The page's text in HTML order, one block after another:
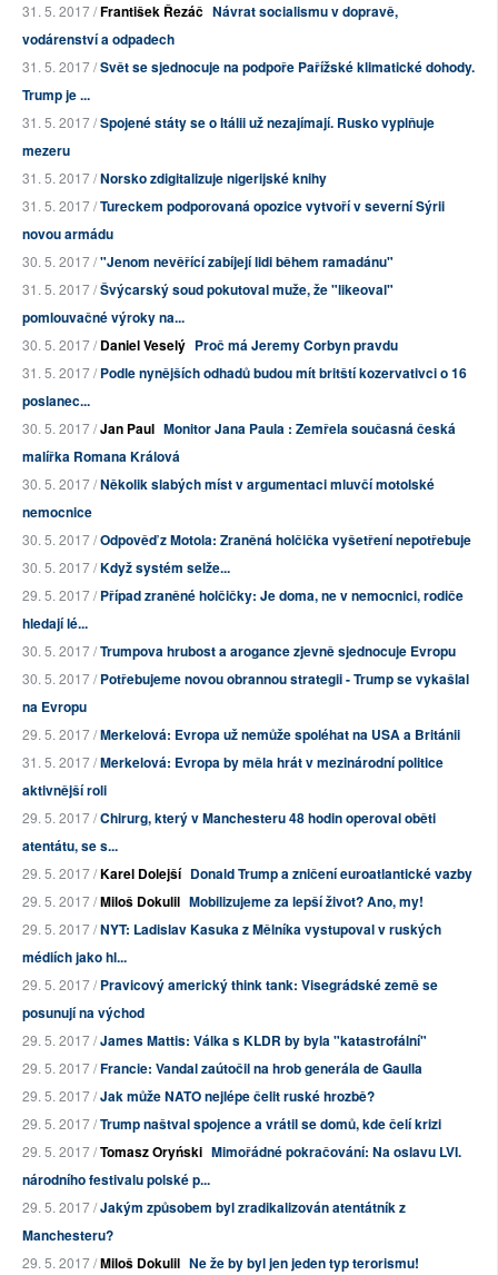
31. 5. 2017 /František Řezáč Návrat socialismu v dopravě,
vodárenství a odpadech
31. 5. 2017 /Svět se sjednocuje na podpoře Pařížské klimatické dohody.
Trump je ...
31. 5. 2017 /Spojené státy se o Itálii už nezajímají. Rusko vyplňuje
mezeru
31. 5. 2017 /Norsko zdigitalizuje nigerijské knihy
31. 5. 2017 /Tureckem podporovaná opozice vytvoří v severní Sýrii
novou armádu
30. 5. 2017 /"Jenom nevěřící zabíjejí lidi během ramadánu"
31. 5. 2017 /Švýcarský soud pokutoval muže, že "likeoval"
pomlouvačné výroky na...
30. 5. 2017 /Daniel Veselý Proč má Jeremy Corbyn pravdu
31. 5. 2017 /Podle nynějších odhadů budou mít britští kozervativci o 16
poslanec...
30. 5. 2017 /Jan Paul Monitor Jana Paula : Zemřela současná česká
malířka Romana Králová
30. 5. 2017 /Několik slabých míst v argumentaci mluvčí motolské
nemocnice
30. 5. 2017 /Odpověď z Motola: Zraněná holčička vyšetření nepotřebuje
30. 5. 2017 /Když systém selže...
29. 5. 2017 /Případ zraněné holčičky: Je doma, ne v nemocnici, rodiče
hledají lé...
30. 5. 2017 /Trumpova hrubost a arogance zjevně sjednocuje Evropu
30. 5. 2017 /Potřebujeme novou obrannou strategii - Trump se vykašlal
na Evropu
29. 5. 2017 /Merkelová: Evropa už nemůže spoléhat na USA a Británii
31. 5. 2017 /Merkelová: Evropa by měla hrát v mezinárodní politice
aktivnější roli
29. 5. 2017 /Chirurg, který v Manchesteru 48 hodin operoval oběti
atentátu, se s...
29. 5. 2017 /Karel Dolejší Donald Trump a zničení euroatlantické vazby
29. 5. 2017 /Miloš Dokulil Mobilizujeme za lepší život? Ano, my!
29. 5. 2017 /NYT: Ladislav Kasuka z Mělníka vystupoval v ruských
médiích jako hl...
29. 5. 2017 /Pravicový americký think tank: Visegrádské země se
posunují na východ
29. 5. 2017 /James Mattis: Válka s KLDR by byla "katastrofální"
29. 5. 2017 /Francie: Vandal zaútočil na hrob generála de Gaulla
29. 5. 2017 /Jak může NATO nejlépe čelit ruské hrozbě?
29. 5. 2017 /Trump naštval spojence a vrátil se domů, kde čelí krizi
29. 5. 2017 /Tomasz Oryński Mimořádné pokračování: Na oslavu LVI.
národního festivalu polské p...
29. 5. 2017 /Jakým způsobem byl zradikalizován atentátník z
Manchesteru?
29. 5. 2017 /Miloš Dokulil Ne že by byl jen jeden typ terorismu!